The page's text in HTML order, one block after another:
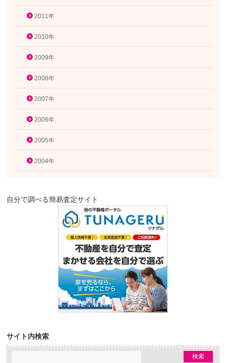
2011年
2010年
2009年
2008年
2007年
2006年
2005年
2004年
自分で調べる簡易査定サイト
サイト内検索